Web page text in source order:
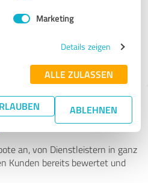
Marketing
Details zeigen
ALLE ZULASSEN
ABLEHNEN
Experten finden - mit
an, von Dienstleistern in ganz
Kunden bereits bewertet und